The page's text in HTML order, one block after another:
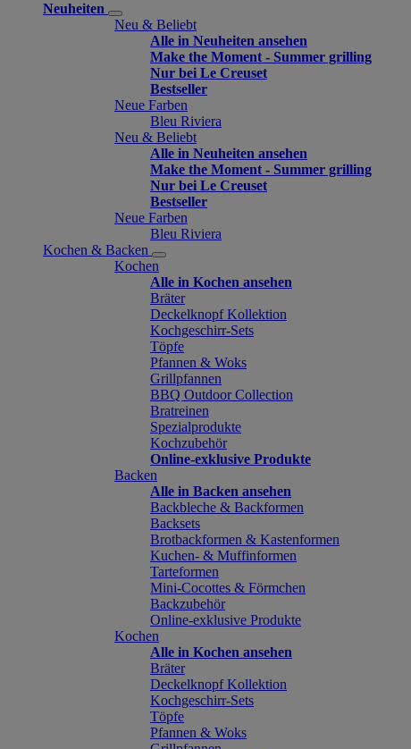
Neuheiten
Neu & Beliebt
Alle in Neuheiten ansehen
Make the Moment - Summer grilling
Nur bei Le Creuset
Bestseller
Neue Farben
Bleu Riviera
Neu & Beliebt
Alle in Neuheiten ansehen
Make the Moment - Summer grilling
Nur bei Le Creuset
Bestseller
Neue Farben
Bleu Riviera
Kochen & Backen
Kochen
Alle in Kochen ansehen
Bräter
Deckelknopf Kollektion
Kochgeschirr-Sets
Töpfe
Pfannen & Woks
Grillpfannen
BBQ Outdoor Collection
Bratreinen
Spezialprodukte
Kochzubehör
Online-exklusive Produkte
Backen
Alle in Backen ansehen
Backbleche & Backformen
Backsets
Brotbackformen & Kastenformen
Kuchen- & Muffinformen
Tarteformen
Mini-Cocottes & Förmchen
Backzubehör
Online-exklusive Produkte
Kochen
Alle in Kochen ansehen
Bräter
Deckelknopf Kollektion
Kochgeschirr-Sets
Töpfe
Pfannen & Woks